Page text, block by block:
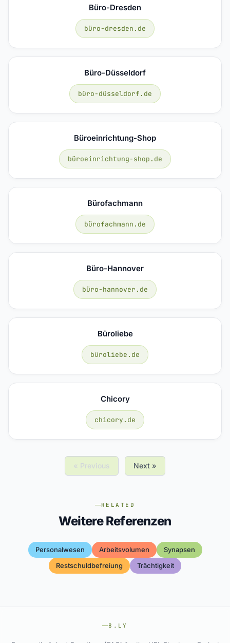
Büro-Dresden
büro-dresden.de
Büro-Düsseldorf
büro-düsseldorf.de
Büroeinrichtung-Shop
büroeinrichtung-shop.de
Bürofachmann
bürofachmann.de
Büro-Hannover
büro-hannover.de
Büroliebe
büroliebe.de
Chicory
chicory.de
« Previous Next »
RELATED
Weitere Referenzen
Personalwesen Arbeitsvolumen
Synapsen
Restschuldbefreiung
Trächtigkeit
8.LY